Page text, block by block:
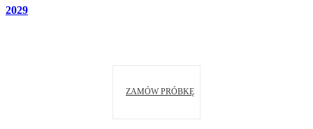
2029
ZAMÓW PRÓBKĘ